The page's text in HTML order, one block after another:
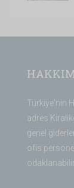
Türkiye'nin
adres
genel
ofis